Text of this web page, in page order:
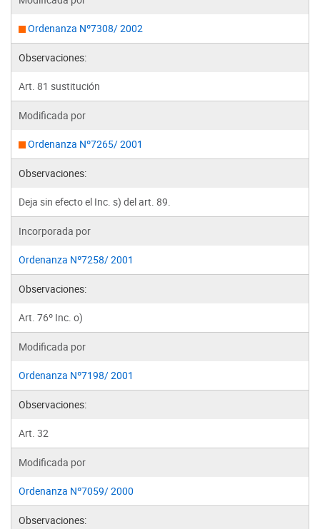
Ordenanza Nº7308/ 2002
Observaciones:
Art. 81 sustitución
Modificada por
Ordenanza Nº7265/ 2001
Observaciones:
Deja sin efecto el Inc. s) del art. 89.
Incorporada por
Ordenanza Nº7258/ 2001
Observaciones:
Art. 76º Inc. o)
Modificada por
Ordenanza Nº7198/ 2001
Observaciones:
Art. 32
Modificada por
Ordenanza Nº7059/ 2000
Observaciones: